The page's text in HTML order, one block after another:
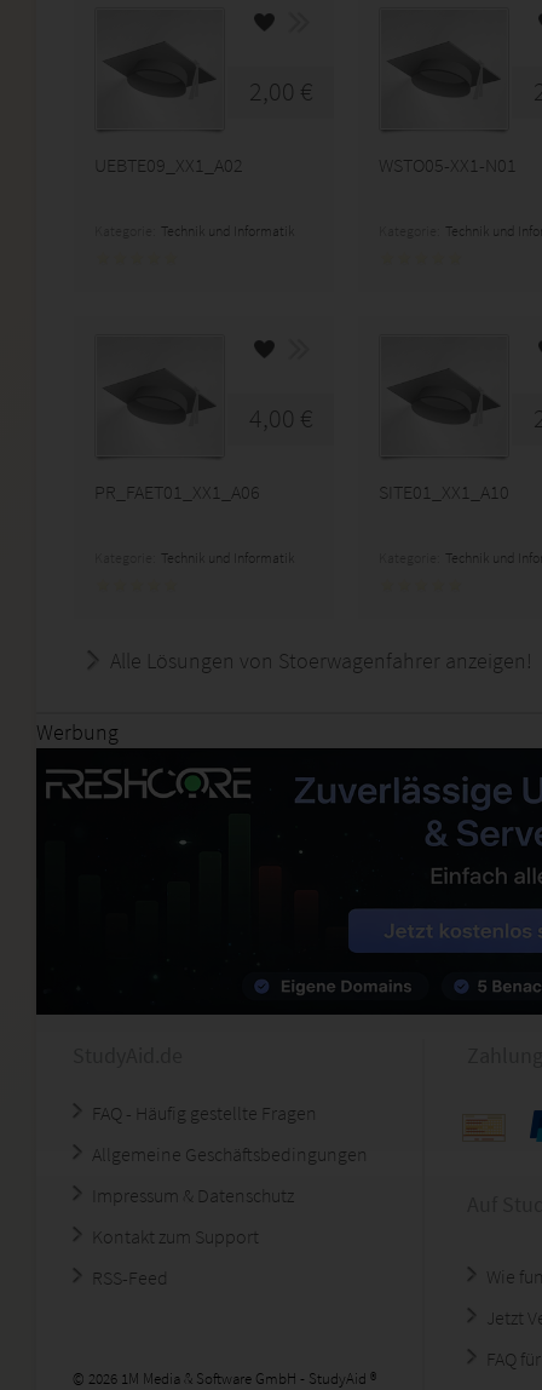
2,00 €
UEBTE09_XX1_A02
Technik und Informatik
WSTO05-XX1-N01
Technik und
4,00 €
PR_FAET01_XX1_A06
Technik und Informatik
SITE01_XX1_A10
Technik und
Alle Lösungen von Stoerwagenfahrer anzeigen!
Werbung
FAQ - Häufig gestellte Fragen
Allgemeine Geschäftsbedingungen
Impressum & Datenschutz
Kontakt zum Support
RSS-Feed
© 2026 1M Media & Software GmbH - StudyAid ®
Wie
Jetzt
FAQ